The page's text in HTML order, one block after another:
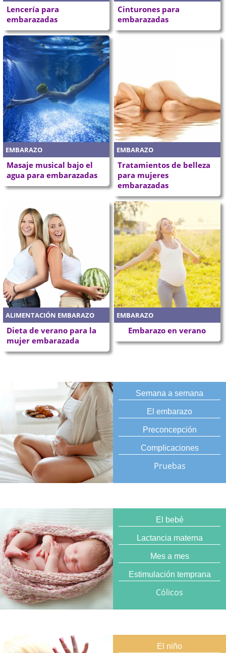
Lencería para
embarazadas
Cinturones para
embarazadas
EMBARAZO
Masaje musical bajo el
agua para embarazadas
EMBARAZO
Tratamientos de belleza
para mujeres
embarazadas
ALIMENTACIÓN EMBARAZO
Dieta de verano para la
mujer embarazada
EMBARAZO
Embarazo en verano
Semana a semana
El embarazo
Preconcepción
Complicaciones
Pruebas
El bebé
Lactancia materna
Mes a mes
Estimulación temprana
Cólicos
El niño